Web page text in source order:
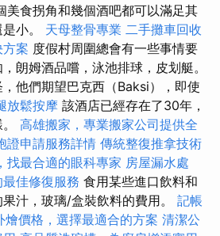
美食拐角和幾個酒吧都可以滿足其
小。 天母整骨專業 二手攤車回收
案 度假村周圍總會有一些事情要
朗姆酒品嚐，泳池排球，皮划艇。
他們期望巴克西（Baksi），即使
放鬆按摩 該酒店已經存在了30年，
高雄搬家，專業搬家公司提供全
證申請服務詳情 傳統整復推拿技術
找最合適的眼科專家 房屋漏水處
佳修復服務 食用某些進口飲料和
汁，玻璃/盒裝飲料的費用。 記帳
價格，選擇最適合的方案 清潔公